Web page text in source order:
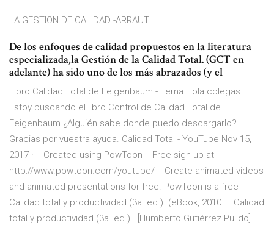
LA GESTION DE CALIDAD -ARRAUT
De los enfoques de calidad propuestos en la literatura
especializada,la Gestión de la Calidad Total. (GCT en
adelante) ha sido uno de los más abrazados (y el
Libro Calidad Total de Feigenbaum - Tema Hola colegas.
Estoy buscando el libro Control de Calidad Total de
Feigenbaum.¿Alguién sabe donde puedo descargarlo?
Gracias por vuestra ayuda. Calidad Total - YouTube Nov 15,
2017 · -- Created using PowToon -- Free sign up at
http://www.powtoon.com/youtube/ -- Create animated videos
and animated presentations for free. PowToon is a free
Calidad total y productividad (3a. ed.). (eBook, 2010 ... Calidad
total y productividad (3a. ed.).. [Humberto Gutiérrez Pulido]